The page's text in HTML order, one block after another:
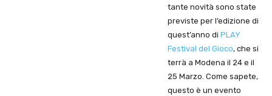
tante novità sono state
previste per l’edizione di
quest’anno di PLAY
Festival del Gioco, che si
terrà a Modena il 24 e il
25 Marzo. Come sapete,
questo è un evento